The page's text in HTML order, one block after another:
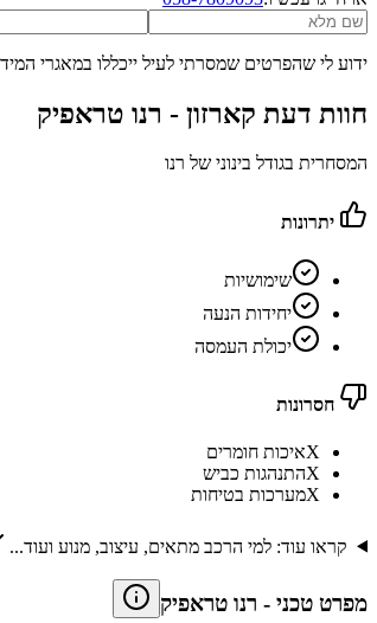
ידוע לי שהפרטים שמסרתי לעיל ייכללו במאגרי
חוות דעת קארזון - רנו טראפיק
המסחרית בגודל בינוני של רנו
יתרונות
שימושיות
יחידות הנעה
יכולת העמסה
חסרונות
Xאיכות חומרים
Xהתנהגות כביש
Xמערכות בטיחות
קראו עוד: למי הרכב מתאים, עיצוב, מנוע ועוד...
מפרט טכני - רנו טראפיק